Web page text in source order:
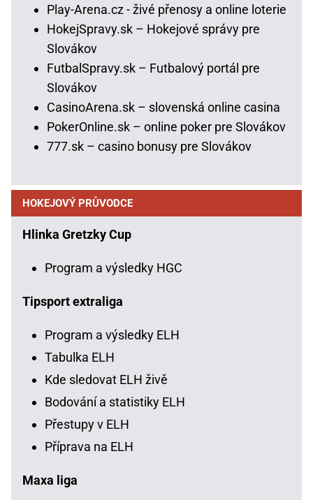
Play-Arena.cz - živé přenosy a online loterie
HokejSpravy.sk – Hokejové správy pre
Slovákov
FutbalSpravy.sk – Futbalový portál pre
Slovákov
CasinoArena.sk – slovenská online casina
PokerOnline.sk – online poker pre Slovákov
777.sk – casino bonusy pre Slovákov
HOKEJOVÝ PRŮVODCE
Hlinka Gretzky Cup
Program a výsledky HGC
Tipsport extraliga
Program a výsledky ELH
Tabulka ELH
Kde sledovat ELH živě
Bodování a statistiky ELH
Přestupy v ELH
Příprava na ELH
Maxa liga